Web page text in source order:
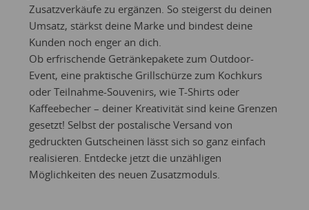
Zusatzverkäufe zu ergänzen. So steigerst du deinen
Umsatz, stärkst deine Marke und bindest deine
Kunden noch enger an dich.
Ob erfrischende Getränkepakete zum Outdoor-
Event, eine praktische Grillschürze zum Kochkurs
oder Teilnahme-Souvenirs, wie T-Shirts oder
Kaffeebecher – deiner Kreativität sind keine Grenzen
gesetzt! Selbst der postalische Versand von
gedruckten Gutscheinen lässt sich so ganz einfach
realisieren. Entdecke jetzt die unzähligen
Möglichkeiten des neuen Zusatzmoduls.